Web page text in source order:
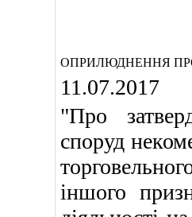
ОПРИЛЮДНЕННЯ
11.07.2017
"Про
споруд
іншого